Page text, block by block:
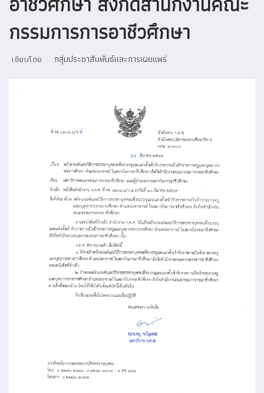
กรรมการการอาชีวศึกษา
เขียนโดย กลุ่มประชาสัมพันธ์และการเผยแพร่